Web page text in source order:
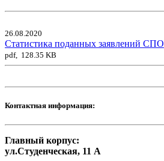
26.08.2020
Статистика поданных заявлений СПО
pdf, 128.35 KB
Контактная информация:
Главный корпус:
ул.Студенческая, 11 А